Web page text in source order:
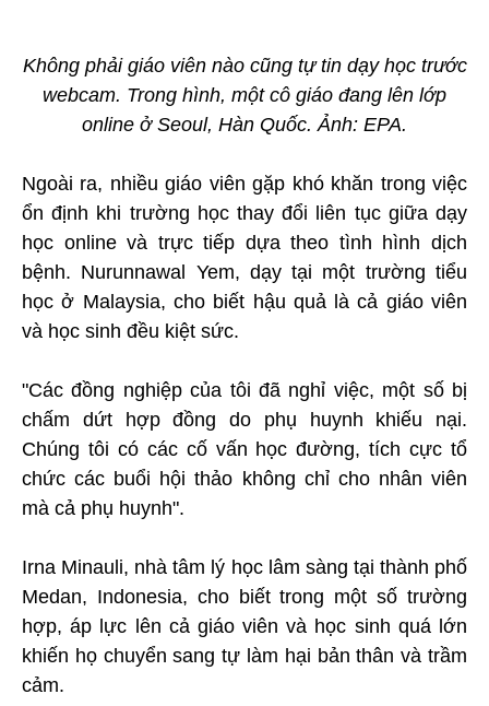
Không phải giáo viên nào cũng tự tin dạy học trước
webcam. Trong hình, một cô giáo đang lên lớp
online ở Seoul, Hàn Quốc. Ảnh: EPA.
Ngoài ra, nhiều giáo viên gặp khó khăn trong việc
ổn định khi trường học thay đổi liên tục giữa dạy
học online và trực tiếp dựa theo tình hình dịch
bệnh. Nurunnawal Yem, dạy tại một trường tiểu
học ở Malaysia, cho biết hậu quả là cả giáo viên
và học sinh đều kiệt sức.
"Các đồng nghiệp của tôi đã nghỉ việc, một số bị
chấm dứt hợp đồng do phụ huynh khiếu nại.
Chúng tôi có các cố vấn học đường, tích cực tổ
chức các buổi hội thảo không chỉ cho nhân viên
mà cả phụ huynh".
Irna Minauli, nhà tâm lý học lâm sàng tại thành phố
Medan, Indonesia, cho biết trong một số trường
hợp, áp lực lên cả giáo viên và học sinh quá lớn
khiến họ chuyển sang tự làm hại bản thân và trầm
cảm.